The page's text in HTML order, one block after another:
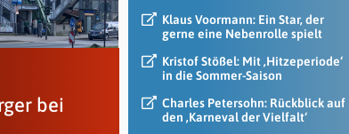
bei
Klaus Voormann: Ein Star, der
gerne eine Nebenrolle spielt
Kristof Stößel: Mit ‚Hitzeperiode‘
in die Sommer-Saison
Charles Petersohn: Rückblick auf
den ‚Karneval der Vielfalt‘